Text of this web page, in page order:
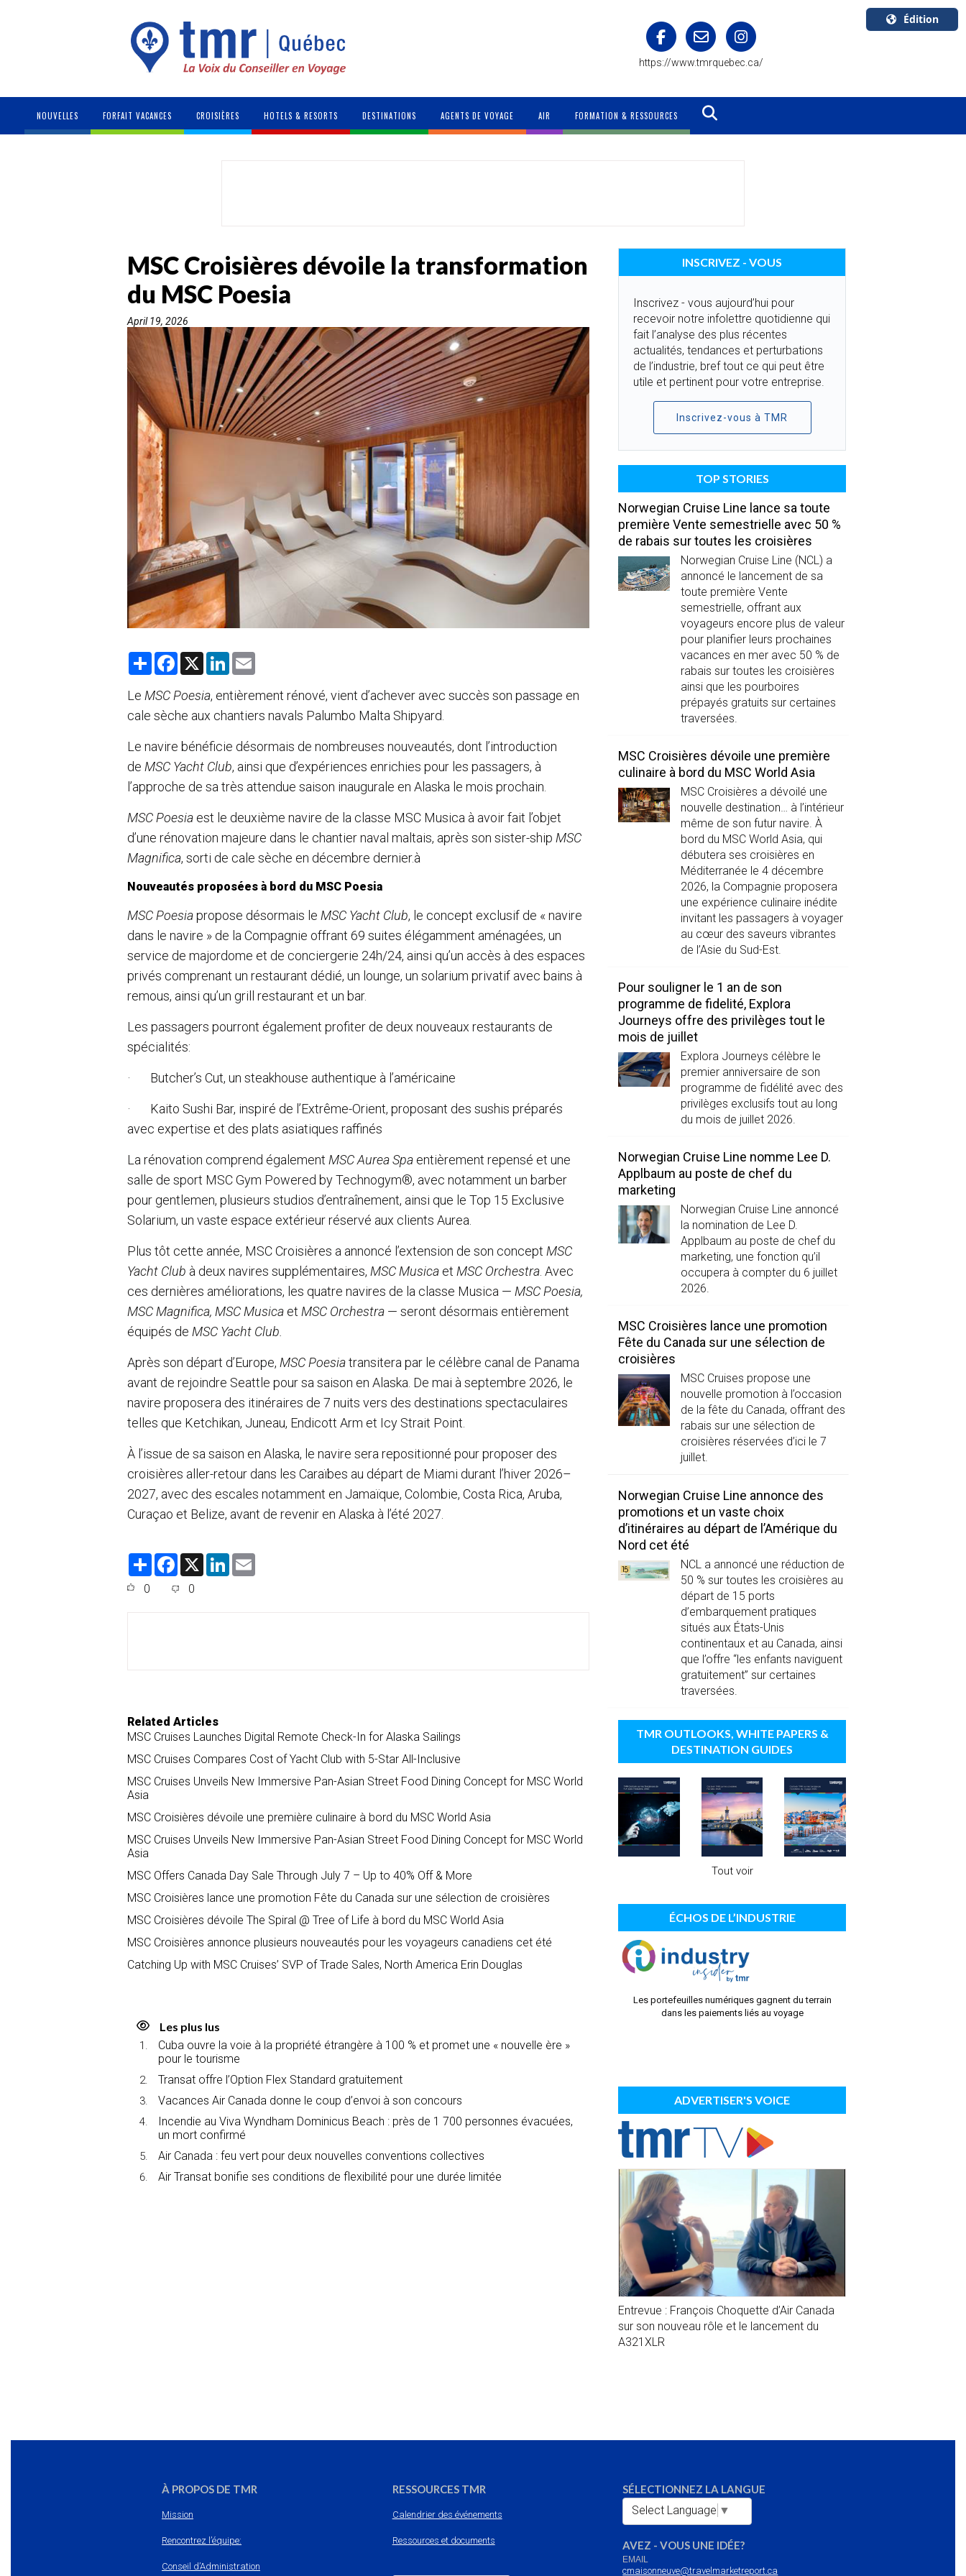
https://www.tmrquebec.ca/
Édition
Canada
NOUVELLES FORFAIT VACANCES CROISIÈRES HOTELS & RESORTS DESTINATIONS AGENTS DE VOYAGE AIR FORMATION & RESSOURCES
MSC Croisières dévoile la transformation
du MSC Poesia
April 19, 2026
S
r
e
F
e
b
o
X
L
k
e
d
i
l
Le MSC Poesia, entièrement rénové, vient d’achever avec succès son passage en
cale sèche aux chantiers navals Palumbo Malta Shipyard.
Le navire bénéficie désormais de nombreuses nouveautés, dont l’introduction
de MSC Yacht Club, ainsi que d’expériences enrichies pour les passagers, à
l’approche de sa très attendue saison inaugurale en Alaska le mois prochain.
MSC Poesia est le deuxième navire de la classe MSC Musica à avoir fait l’objet
d’une rénovation majeure dans le chantier naval maltais, après son sister-ship MSC
Magnifica, sorti de cale sèche en décembre dernier.à
Nouveautés proposées à bord du MSC Poesia
MSC Poesiapropose désormais le MSC Yacht Club, le concept exclusif de « navire
dans le navire » de la Compagnie offrant 69 suites élégamment aménagées, un
service de majordome et de conciergerie 24h/24, ainsi qu’un accès à des espaces
privés comprenant un restaurant dédié, un lounge, un solarium privatif avec bains à
remous, ainsi qu’un grill restaurant et un bar.
Les passagers pourront également profiter de deux nouveaux restaurants de
spécialités:
· Butcher’s Cut, un steakhouse authentique à l’américaine
· Kaito Sushi Bar, inspiré de l’Extrême-Orient, proposant des sushis préparés
avec expertise et des plats asiatiques raffinés
La rénovation comprend également MSC Aurea Spa entièrement repensé et une
salle de sport MSC Gym Powered by Technogym®, avec notamment un barber
pour gentlemen, plusieurs studios d’entraînement, ainsi que le Top 15 Exclusive
Solarium, un vaste espace extérieur réservé aux clients Aurea.
Plus tôt cette année, MSC Croisières a annoncé l’extension de son concept MSC
Yacht Club à deux navires supplémentaires, MSC Musica et MSC Orchestra . Avec
ces dernières améliorations, les quatre navires de la classe Musica — MSC Poesia,
MSC Magnifica, MSC Musica et MSC Orchestra — seront désormais entièrement
équipés de MSC Yacht Club.
Après son départ d’Europe, MSC Poesiatransitera par le célèbre canal de Panama
avant de rejoindre Seattle pour sa saison en Alaska. De mai à septembre 2026, le
navire proposera des itinéraires de 7 nuits vers des destinations spectaculaires
telles que Ketchikan, Juneau, Endicott Arm et Icy Strait Point.
À l’issue de sa saison en Alaska, le navire sera repositionné pour proposer des
croisières aller-retour dans les Caraïbes au départ de Miami durant l’hiver 2026–
2027, avec des escales notamment en Jamaïque, Colombie, Costa Rica, Aruba,
Curaçao et Belize, avant de revenir en Alaska à l’été 2027.
S
F
e
X
L
0 0
Related Articles
MSC Cruises Launches Digital Remote Check-In for Alaska Sailings
MSC Cruises Compares Cost of Yacht Club with 5-Star All-Inclusive
MSC Cruises Unveils New Immersive Pan-Asian Street Food Dining Concept for MSC World
Asia
MSC Croisières dévoile une première culinaire à bord du MSC World Asia
MSC Cruises Unveils New Immersive Pan-Asian Street Food Dining Concept for MSC World
Asia
MSC Offers Canada Day Sale Through July 7 – Up to 40% Off & More
MSC Croisières lance une promotion Fête du Canada sur une sélection de croisières
MSC Croisières dévoile The Spiral @ Tree of Life à bord du MSC World Asia
MSC Croisières annonce plusieurs nouveautés pour les voyageurs canadiens cet été
Catching Up with MSC Cruises’ SVP of Trade Sales, North America Erin Douglas
Les plus lus
Cuba ouvre la voie à la propriété étrangère à 100 % et promet une « nouvelle ère »
pour le tourisme
Transat offre l’Option Flex Standard gratuitement
Vacances Air Canada donne le coup d’envoi à son concours
Incendie au Viva Wyndham Dominicus Beach : près de 1 700 personnes évacuées,
un mort confirmé
Air Canada : feu vert pour deux nouvelles conventions collectives
Air Transat bonifie ses conditions de flexibilité pour une durée limitée
INSCRIVEZ - VOUS
Inscrivez - vous aujourd’hui pour
recevoir notre infolettre quotidienne qui
fait l’analyse des plus récentes
actualités, tendances et perturbations
de l’industrie, bref tout ce qui peut être
utile et pertinent pour votre entreprise.
Inscrivez-vous à TMR
TOP STORIES
Norwegian Cruise Line lance sa toute
première Vente semestrielle avec 50 %
de rabais sur toutes les croisières
Norwegian Cruise Line (NCL) a
annoncé le lancement de sa
toute première Vente
semestrielle, offrant aux
voyageurs encore plus de valeur
pour planifier leurs prochaines
vacances en mer avec 50 % de
rabais sur toutes les croisières
ainsi que les pourboires
prépayés gratuits sur certaines
traversées.
MSC Croisières dévoile une première
culinaire à bord du MSC World Asia
MSC Croisières a dévoilé une
nouvelle destination… à l’intérieur
même de son futur navire. À
bord du MSC World Asia, qui
débutera ses croisières en
Méditerranée le 4 décembre
2026, la Compagnie proposera
une expérience culinaire inédite
invitant les passagers à voyager
au cœur des saveurs vibrantes
de l’Asie du Sud-Est.
Pour souligner le 1 an de son
programme de fidelité, Explora
Journeys offre des privilèges tout le
mois de juillet
Explora Journeys célèbre le
premier anniversaire de son
programme de fidélité avec des
privilèges exclusifs tout au long
du mois de juillet 2026.
Norwegian Cruise Line nomme Lee D.
Applbaum au poste de chef du
marketing
Norwegian Cruise Line annoncé
la nomination de Lee D.
Applbaum au poste de chef du
marketing, une fonction qu’il
occupera à compter du 6 juillet
2026.
MSC Croisières lance une promotion
Fête du Canada sur une sélection de
croisières
MSC Cruises propose une
nouvelle promotion à l’occasion
de la fête du Canada, offrant des
rabais sur une sélection de
croisières réservées d’ici le 7
juillet.
Norwegian Cruise Line annonce des
promotions et un vaste choix
d’itinéraires au départ de l’Amérique du
Nord cet été
NCL a annoncé une réduction de
50 % sur toutes les croisières au
départ de 15 ports
d’embarquement pratiques
situés aux États-Unis
continentaux et au Canada, ainsi
que l’offre “les enfants naviguent
gratuitement” sur certaines
traversées.
TMR OUTLOOKS, WHITE PAPERS &
DESTINATION GUIDES
Tout voir
ÉCHOS DE L’INDUSTRIE
Les portefeuilles numériques gagnent du terrain
dans les paiements liés au voyage
ADVERTISER'S VOICE
Entrevue : François Choquette d’Air Canada
sur son nouveau rôle et le lancement du
A321XLR
À PROPOS DE TMR
Mission
Rencontrez l’équipe:
Conseil d’Administration
RESSOURCES TMR
Calendrier des événements
Ressources et documents
SÉLECTIONNEZ LA LANGUE
Select Language ▼
AVEZ - VOUS UNE IDÉE?
EMAIL
cmaisonneuve@travelmarketreport.ca